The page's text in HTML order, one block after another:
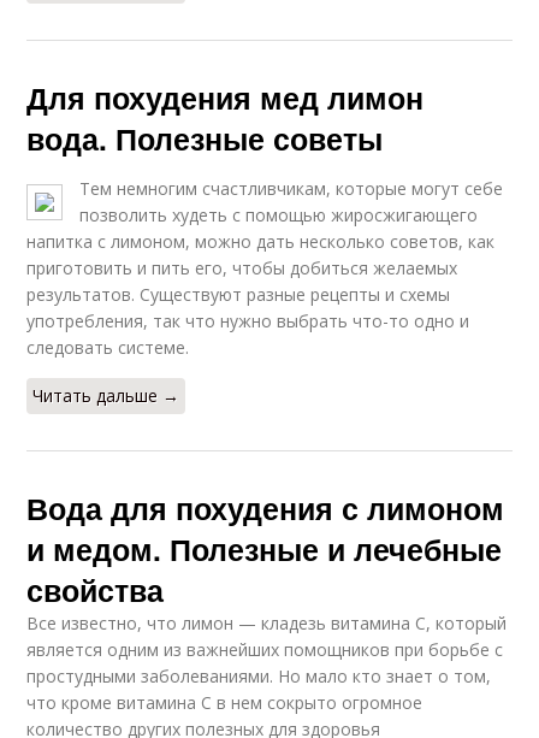
Для похудения мед лимон
вода. Полезные советы
Тем немногим счастливчикам, которые могут себе
позволить худеть с помощью жиросжигающего
напитка с лимоном, можно дать несколько советов, как
приготовить и пить его, чтобы добиться желаемых
результатов. Существуют разные рецепты и схемы
употребления, так что нужно выбрать что-то одно и
следовать системе.
Читать дальше →
Вода для похудения с лимоном
и медом. Полезные и лечебные
свойства
Все известно, что лимон — кладезь витамина С, который
является одним из важнейших помощников при борьбе с
простудными заболеваниями. Но мало кто знает о том,
что кроме витамина С в нем сокрыто огромное
количество других полезных для здоровья